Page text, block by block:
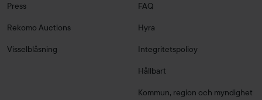
Press
Rekomo Auctions
Visselblåsning
FAQ
Hyra
Integritetspolicy
Hållbart
Kommun, region och myndighet